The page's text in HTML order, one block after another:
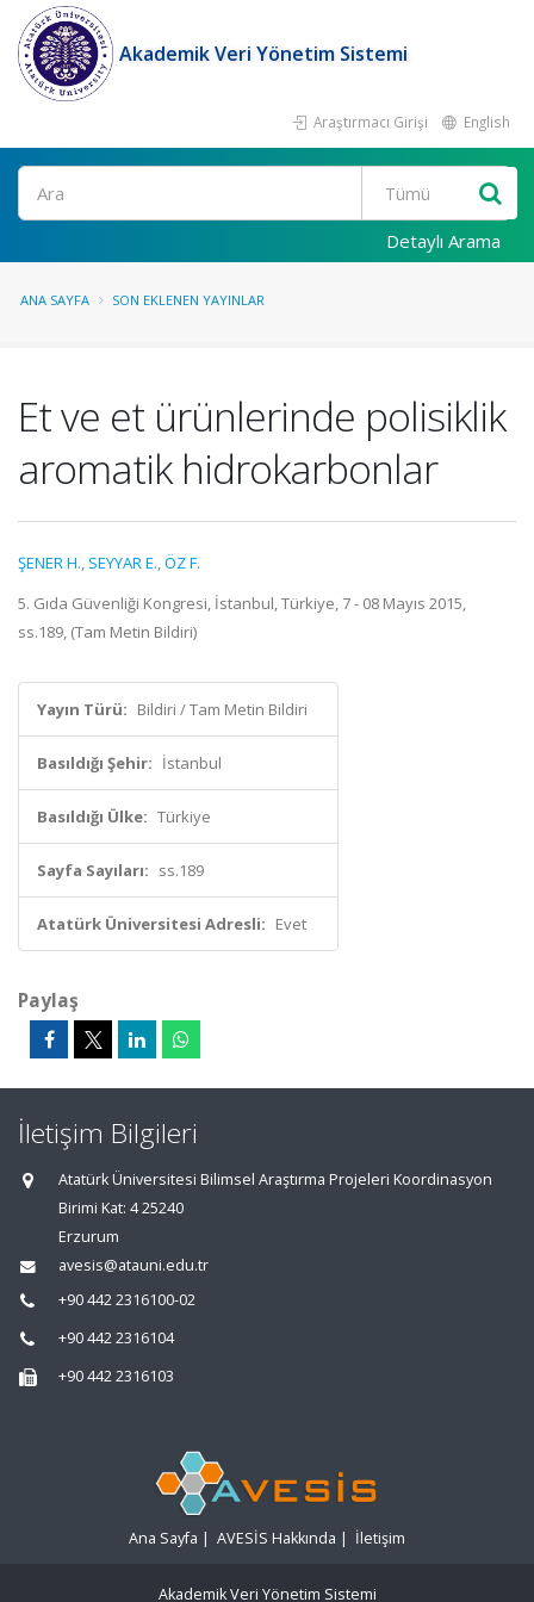
Akademik Veri Yönetim Sistemi
Araştırmacı Girişi English
Ara
Detaylı Arama
ANA SAYFA SON EKLENEN YAYINLAR
Et ve et ürünlerinde polisiklik
aromatik hidrokarbonlar
ŞENER H., SEYYAR E.,ÖZ F.
5. Gıda Güvenliği Kongresi, İstanbul, Türkiye, 7 - 08 Mayıs 2015,
ss.189, (Tam Metin Bildiri)
Yayın Türü: Bildiri / Tam Metin Bildiri
Basıldığı Şehir: İstanbul
Basıldığı Ülke: Türkiye
Sayfa Sayıları: ss.189
Atatürk Üniversitesi Adresli: Evet
Paylaş
İletişim Bilgileri
Atatürk Üniversitesi Bilimsel Araştırma Projeleri Koordinasyon
Birimi Kat: 4 25240
Erzurum
avesis@atauni.edu.tr
+90 442 2316100-02
+90 442 2316104
+90 442 2316103
Ana Sayfa | AVESİS Hakkında | İletişim
Akademik Veri Yönetim Sistemi